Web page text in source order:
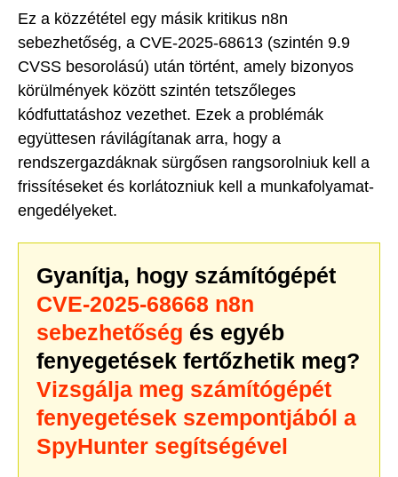
Ez a közzététel egy másik kritikus n8n
sebezhetőség, a CVE-2025-68613 (szintén 9.9
CVSS besorolású) után történt, amely bizonyos
körülmények között szintén tetszőleges
kódfuttatáshoz vezethet. Ezek a problémák
együttesen rávilágítanak arra, hogy a
rendszergazdáknak sürgősen rangsorolniuk kell a
frissítéseket és korlátozniuk kell a munkafolyamat-
engedélyeket.
Gyanítja, hogy számítógépét
CVE-2025-68668 n8n
sebezhetőség és egyéb
fenyegetések fertőzhetik meg?
Vizsgálja meg számítógépét
fenyegetések szempontjából a
SpyHunter segítségével